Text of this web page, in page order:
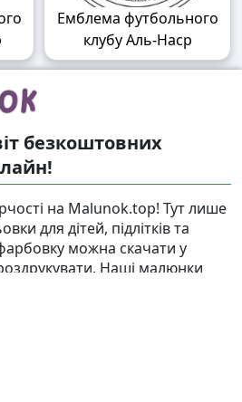
Емблема футбольного
клубу Аль-Наср
безкоштовних
на Malunok.top! Тут лише
для дітей, підлітків та
можна скачати у
Наші малюнки